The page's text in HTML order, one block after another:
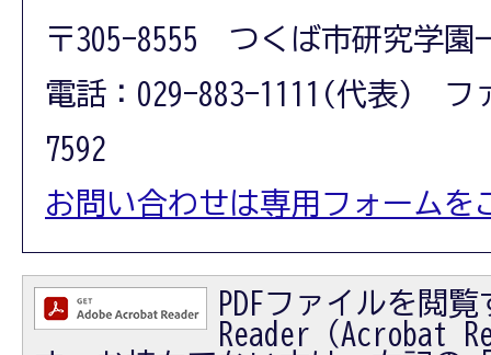
〒305-8555 つくば市研究学園
電話：029-883-1111(代表) フ
7592
お問い合わせは専用フォームを
PDFファイルを閲
Reader（Acrobat